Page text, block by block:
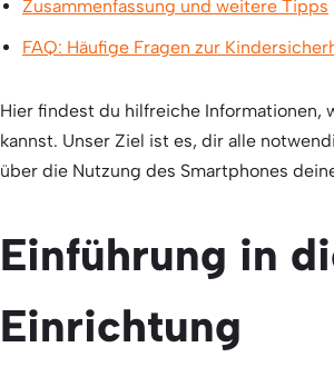
Zusammenfassung und weitere Tipps
FAQ: Häufige Fragen zur
Hier findest du hilfreiche Informationen,
kannst. Unser Ziel ist es, dir alle
über die Nutzung des Smartphones
Einführung in
Einrichtung